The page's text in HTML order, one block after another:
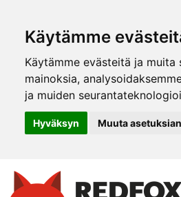
Käytämme
Käytämme evästeitä ja
mainoksia,
ja muiden
Hyväksyn Muuta